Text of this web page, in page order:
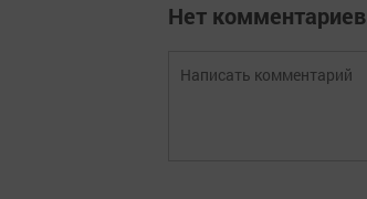
Нет комментариев